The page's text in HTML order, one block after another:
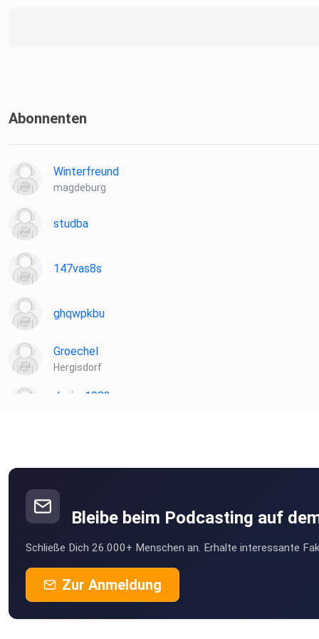
Abonnenten
Winterfreund
magdeburg
studba
147vas8s
ghqwpkbu
Groechel
Hergisdorf
Janina1982
Marithilda
Stemwede
sumfn0py
juliaspt
Bleibe beim Podcasting auf
Schließe Dich 26.000+ Menschen an. Erhalte interessante
Zur Anmeldung